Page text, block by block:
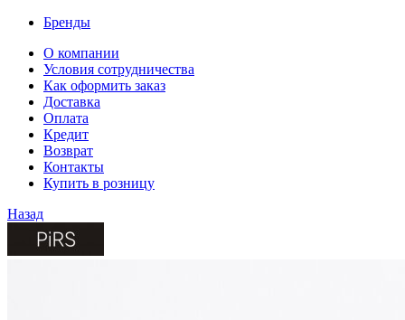
Бренды
О компании
Условия сотрудничества
Как оформить заказ
Доставка
Оплата
Кредит
Возврат
Контакты
Купить в розницу
Назад